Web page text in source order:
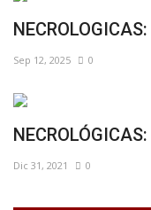
Sep 12, 2025 0
Dic 31, 2021 0